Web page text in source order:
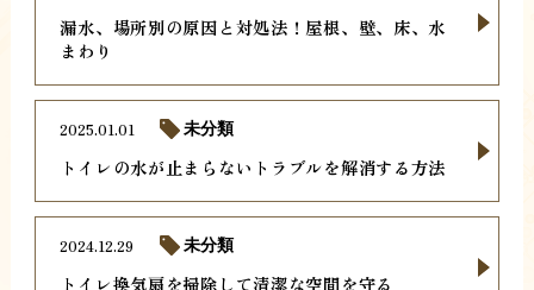
漏水、場所別の原因と対処法！屋根、壁、床、水
まわり
トイレの水が止まらないトラブルを解消する方法
2025.01.01 未分類
トイレ換気扇を掃除して清潔な空間を守る
2024.12.29 未分類